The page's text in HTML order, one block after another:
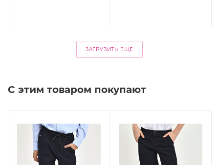
ЗАГРУЗИТЬ ЕЩЕ
С этим товаром покупают